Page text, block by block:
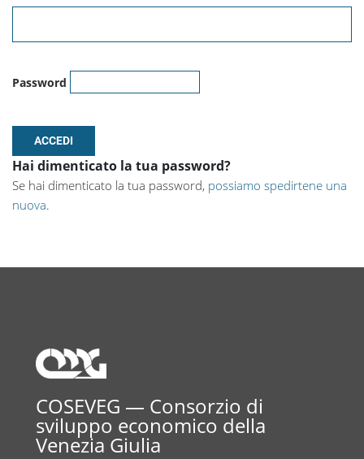
Password
Hai dimenticato la tua password?
Se hai dimenticato la tua password, possiamo spedirtene una
nuova.
COSEVEG — Consorzio di
sviluppo economico della
Venezia Giulia